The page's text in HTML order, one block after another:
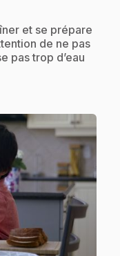
et se prépare
de ne pas
pas trop d’eau